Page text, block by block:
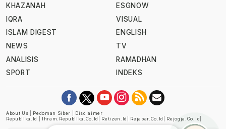
KHAZANAH
IQRA
ISLAM DIGEST
NEWS
ANALISIS
SPORT
ESGNOW
VISUAL
ENGLISH
TV
RAMADHAN
INDEKS
About Us Pedoman Siber
Disclaimer
Republika.id
Ihram.republika.co.id Retizen.id Rejabar.co.id Rejogja.co.id